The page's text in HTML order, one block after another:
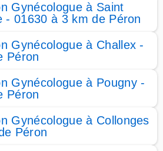
Gynécologue à Saint
- 01630 à 3 km de Péron
Gynécologue à Challex -
Péron
Gynécologue à Pougny -
Péron
Gynécologue à Collonges
Péron